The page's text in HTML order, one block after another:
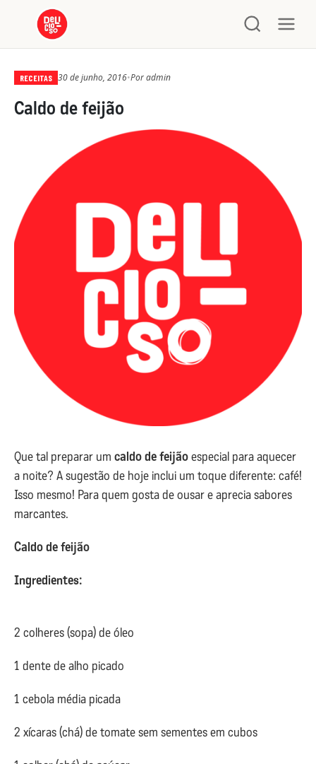
RECEITAS 30 de junho, 2016•Poradmin
Caldo de feijão
Que tal preparar um caldo de feijãoespecial para aquecer
a noite? A sugestão de hoje inclui um toque diferente: café!
Isso mesmo! Para quem gosta de ousar e aprecia sabores
marcantes.
Caldo de feijão
Ingredientes:
2 colheres (sopa) de óleo
1 dente de alho picado
1 cebola média picada
2 xícaras (chá) de tomate sem sementes em cubos